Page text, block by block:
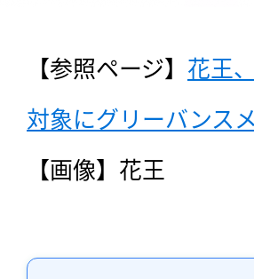
【参照ページ】 花王
対象にグリーバンス
【画像】花王